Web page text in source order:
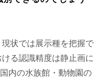
現状では展示種を把握で
る認識精度は静止画に
内の水族館・動物園の